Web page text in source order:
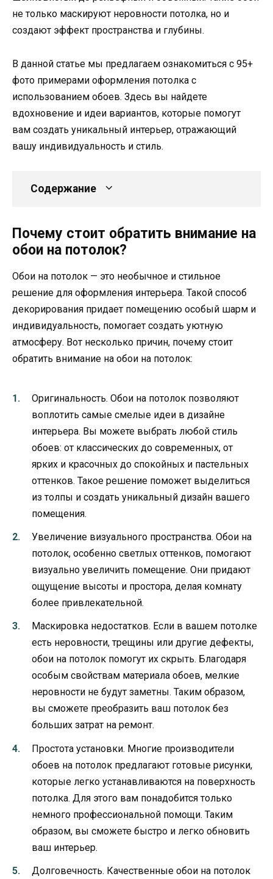
не только маскируют неровности потолка, но и
создают эффект пространства и глубины.
В данной статье мы предлагаем ознакомиться с 95+
фото примерами оформления потолка с
использованием обоев. Здесь вы найдете
вдохновение и идеи вариантов, которые помогут
вам создать уникальный интерьер, отражающий
вашу индивидуальность и стиль.
Содержание
Почему стоит обратить внимание на
обои на потолок?
Обои на потолок — это необычное и стильное
решение для оформления интерьера. Такой способ
декорирования придает помещению особый шарм и
индивидуальность, помогает создать уютную
атмосферу. Вот несколько причин, почему стоит
обратить внимание на обои на потолок:
Оригинальность. Обои на потолок позволяют
воплотить самые смелые идеи в дизайне
интерьера. Вы можете выбрать любой стиль
обоев: от классических до современных, от
ярких и красочных до спокойных и пастельных
оттенков. Такое решение поможет выделиться
из толпы и создать уникальный дизайн вашего
помещения.
Увеличение визуального пространства. Обои на
потолок, особенно светлых оттенков, помогают
визуально увеличить помещение. Они придают
ощущение высоты и простора, делая комнату
более привлекательной.
Маскировка недостатков. Если в вашем потолке
есть неровности, трещины или другие дефекты,
обои на потолок помогут их скрыть. Благодаря
особым свойствам материала обоев, мелкие
неровности не будут заметны. Таким образом,
вы сможете преобразить ваш потолок без
больших затрат на ремонт.
Простота установки. Многие производители
обоев на потолок предлагают готовые рисунки,
которые легко устанавливаются на поверхность
потолка. Для этого вам понадобится только
немного профессиональной помощи. Таким
образом, вы сможете быстро и легко обновить
ваш интерьер.
Долговечность. Качественные обои на потолок